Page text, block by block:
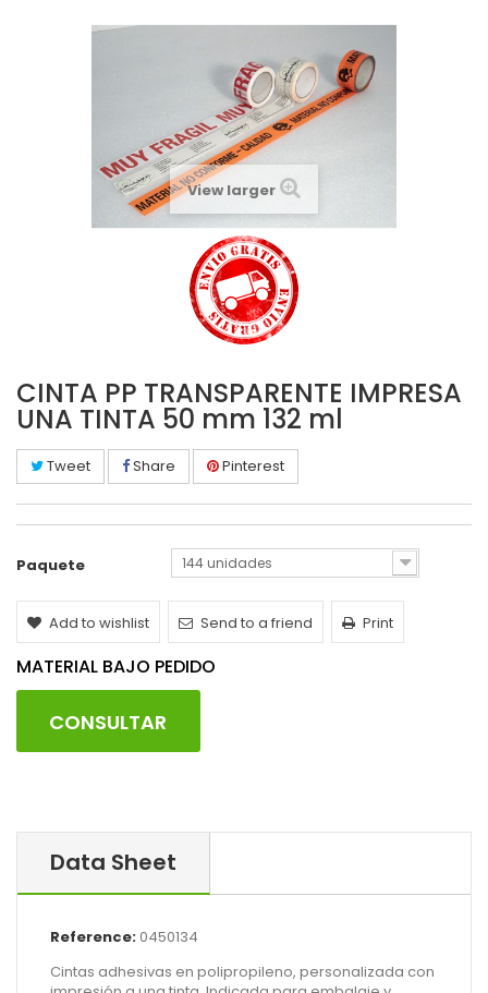
View larger
CINTA PP TRANSPARENTE IMPRESA
UNA TINTA 50 mm 132 ml
Tweet Share Pinterest
Paquete 144 unidades
Add to wishlist Send to a friend Print
MATERIAL BAJO PEDIDO
CONSULTAR
Data Sheet
Reference: 0450134
Cintas adhesivas en polipropileno, personalizada con